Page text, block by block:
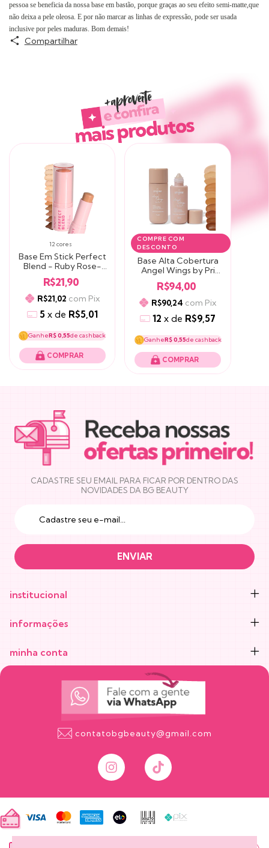
pessoa se beneficia da nossa base em bastão, porque graças ao seu efeito semi-matte,que
não deixa a pele oleosa. E por não marcar as linhas de expressão, pode ser usada
inclusive por peles maduras. Bom demais!
Compartilhar
Produtos similares
12 cores
Base Em Stick Perfect
Blend - Ruby Rose-
Linha Rosa-
R$21,90
R$21,02 com Pix
5 x de R$5,01
GanheR$ 0,55de cashback
COMPRAR
COMPRE COM
DESCONTO
11 cores
Base Alta Cobertura
Angel Wings by Pri
Lessa - Catharine Hill
R$94,00
R$90,24 com Pix
12 xde R$9,57
GanheR$ 0,55de cashback
COMPRAR
NEWSLETTER
CADASTRE SEU EMAIL PARA FICAR POR DENTRO DAS
NOVIDADES DA BG BEAUTY
institucional
informações
minha conta
contatobgbeauty@gmail.com